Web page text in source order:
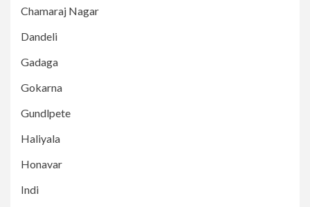
Chamaraj Nagar
Dandeli
Gadaga
Gokarna
Gundlpete
Haliyala
Honavar
Indi